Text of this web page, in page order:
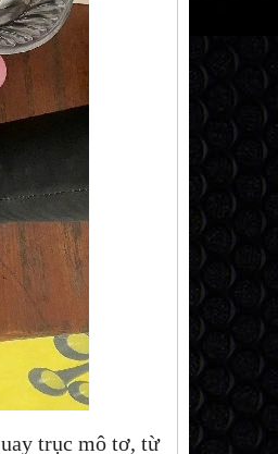
trục mô tơ, từ